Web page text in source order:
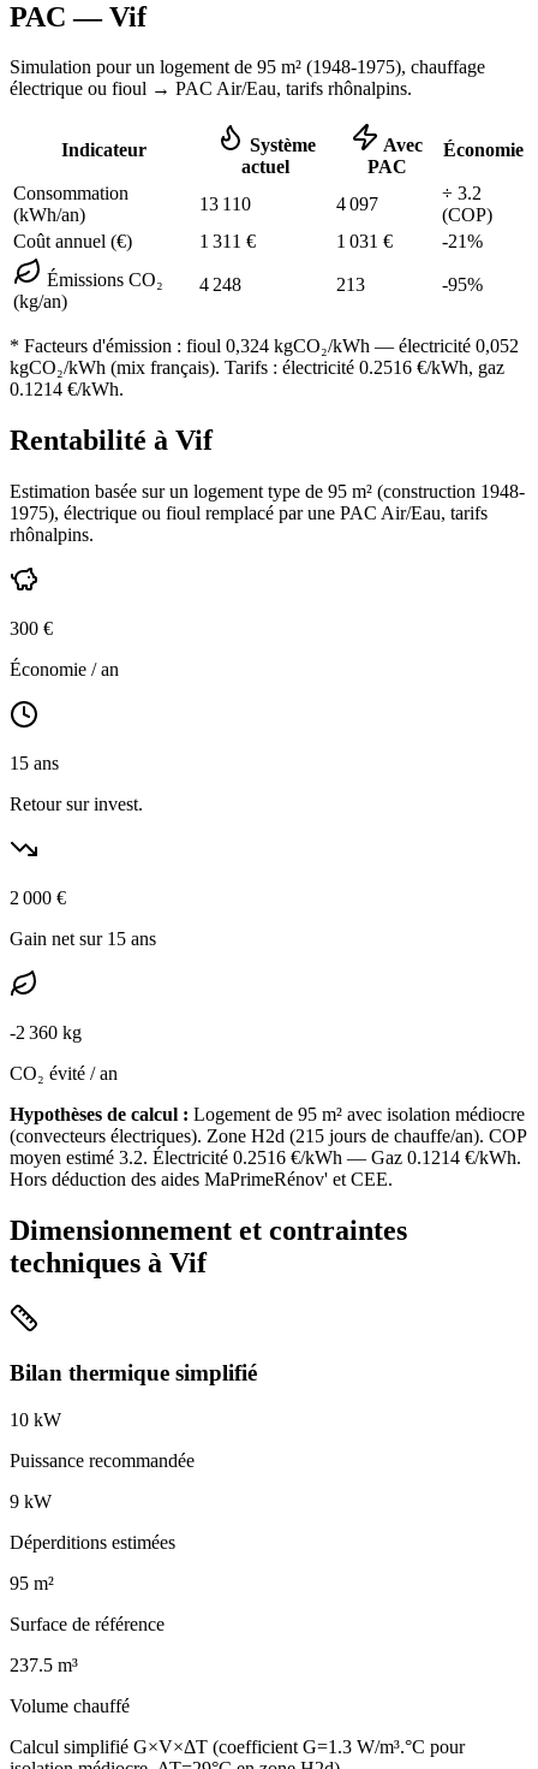
PAC —Vif
Simulation pour un logement de 95 m² (1948-1975), chauffage
électrique ou fioul → PAC Air/Eau, tarifs rhônalpins.
Indicateur
Système
actuel
Avec
PAC
Économie
Consommation
(kWh/an)
13 110 4 097
÷ 3.2
(COP)
Coût annuel (€)
1 311 € 1 031 € -21%
Émissions CO₂
(kg/an)
4 248 213 -95%
* Facteurs d'émission : fioul 0,324 kgCO₂/kWh — électricité 0,052
kgCO₂/kWh (mix français). Tarifs : électricité 0.2516 €/kWh, gaz
0.1214 €/kWh.
Rentabilité à Vif
Estimation basée sur un logement type de 95 m² (construction 1948-
1975), électrique ou fioul remplacé par une PAC Air/Eau, tarifs
rhônalpins.
300 €
Économie / an
15 ans
Retour sur invest.
2 000 €
Gain net sur 15 ans
-2 360 kg
CO₂ évité / an
Hypothèses de calcul : Logement de 95 m² avec isolation médiocre
(convecteurs électriques). Zone H2d (215 jours de chauffe/an). COP
moyen estimé 3.2. Électricité 0.2516 €/kWh — Gaz 0.1214 €/kWh.
Hors déduction des aides MaPrimeRénov' et CEE.
Dimensionnement et contraintes
techniques à Vif
Bilan thermique simplifié
10 kW
Puissance recommandée
9 kW
Déperditions estimées
95 m²
Surface de référence
237.5 m³
Volume chauffé
Calcul simplifié G×V×ΔT (coefficient G=1.3 W/m³.°C pour